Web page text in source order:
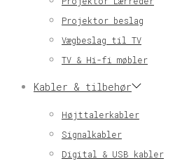
Projektor beslag
Vægbeslag til TV
TV & Hi-fi møbler
Kabler & tilbehør
Højttalerkabler
Signalkabler
Digital & USB kabler